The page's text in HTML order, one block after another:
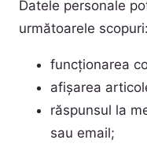
Datele personale
următoarele scopuri:
funcționarea
afișarea
răspunsul la
sau email;